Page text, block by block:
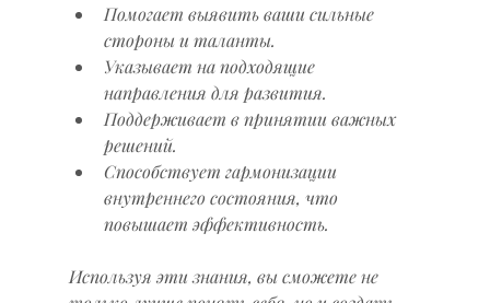
Помогает выявить ваши сильные
стороны и таланты.
Указывает на подходящие
направления для развития.
Поддерживает в принятии важных
решений.
Способствует гармонизации
внутреннего состояния, что
повышает эффективность.
Используя эти знания, вы сможете не